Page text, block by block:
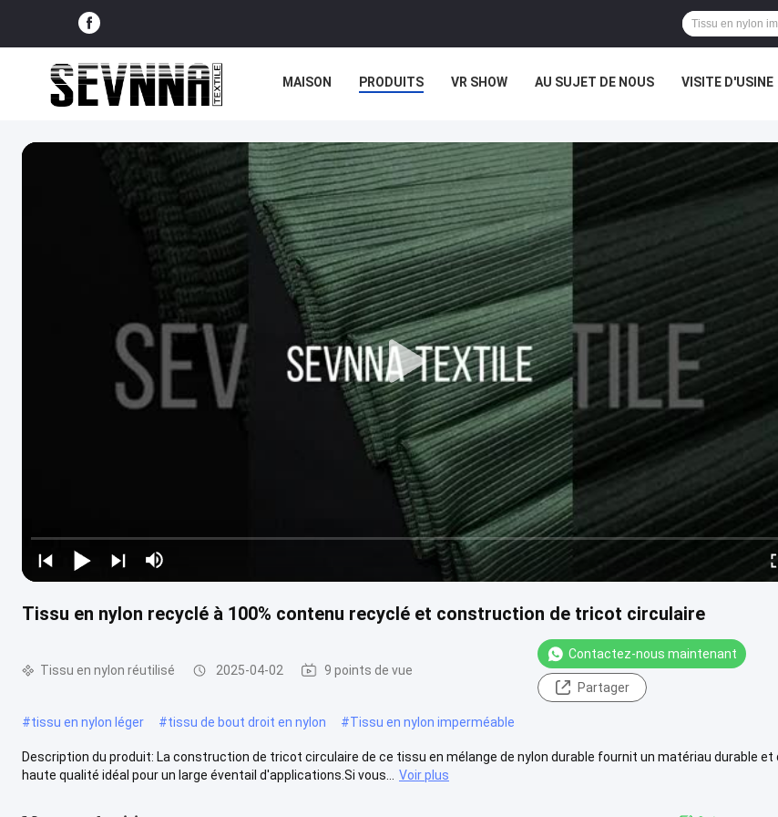
MAISON PRODUITS VR SHOW AU SUJET DE NOUS VISITE D'USINE
Tissu en nylon recyclé à 100% contenu recyclé et construction de tricot circulaire
Tissu en nylon réutilisé 2025-04-02 9 points de vue
Contactez-nous maintenant
Partager
#tissu en nylon léger #tissu de bout droit en nylon #Tissu en nylon imperméable
Description du produit: La construction de tricot circulaire de ce tissu en mélange de nylon durable fournit un matériau durable et
haute qualité idéal pour un large éventail d'applications.Si vous...
Voir plus